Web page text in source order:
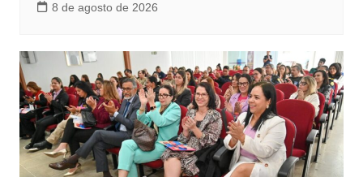
8 de agosto de 2026